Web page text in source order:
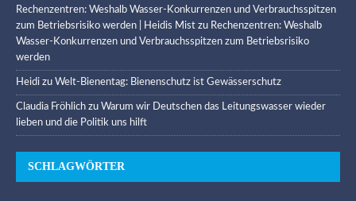
Rechenzentren: Weshalb Wasser-Konkurrenzen und Verbrauchsspitzen
zum Betriebsrisiko werden | Heidis Mist zu Rechenzentren: Weshalb
Wasser-Konkurrenzen und Verbrauchsspitzen zum Betriebsrisiko
werden
Heidi zu Welt-Bienentag: Bienenschutz ist Gewässerschutz
Claudia Fröhlich zu Warum wir Deutschen das Leitungswasser wieder
lieben und die Politik uns hilft
SCHLAGWÖRTER